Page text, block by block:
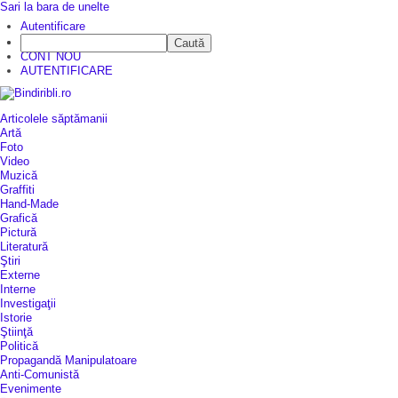
CONT NOU
AUTENTIFICARE
Articolele săptămanii
Artă
Foto
Video
Muzică
Graffiti
Hand-Made
Grafică
Pictură
Literatură
Ştiri
Externe
Interne
Investigaţii
Istorie
Ştiinţă
Politică
Propagandă Manipulatoare
Anti-Comunistă
Evenimente
Sari la bara de unelte
Autentificare
Caută